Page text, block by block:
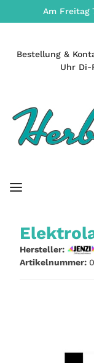
Am Freitag
Bestellung &
Uhr Di-
Hersteller:
Artikelnummer: